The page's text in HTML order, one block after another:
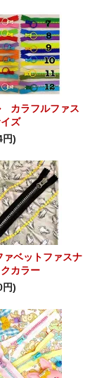
カラフルファス
ズ
円)
ァベットファスナ
カラー
円)